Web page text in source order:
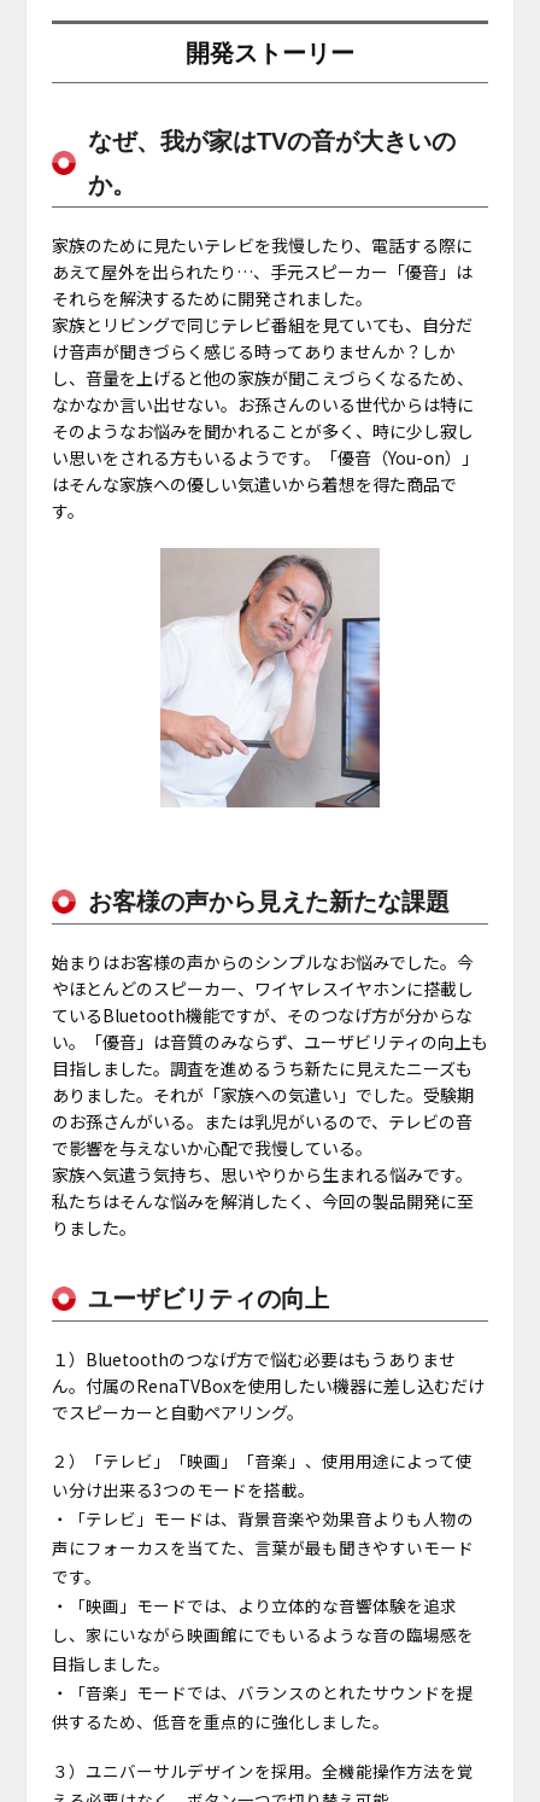
開発ストーリー
なぜ、我が家はTVの音が大きいの
か。
家族のために見たいテレビを我慢したり、電話する際に
あえて屋外を出られたり…、手元スピーカー「優音」は
それらを解決するために開発されました。
家族とリビングで同じテレビ番組を見ていても、自分だ
け音声が聞きづらく感じる時ってありませんか？しか
し、音量を上げると他の家族が聞こえづらくなるため、
なかなか言い出せない。お孫さんのいる世代からは特に
そのようなお悩みを聞かれることが多く、時に少し寂し
い思いをされる方もいるようです。「優音（You-on）」
はそんな家族への優しい気遣いから着想を得た商品で
す。
お客様の声から見えた新たな課題
始まりはお客様の声からのシンプルなお悩みでした。今
やほとんどのスピーカー、ワイヤレスイヤホンに搭載し
ているBluetooth機能ですが、そのつなげ方が分からな
い。「優音」は音質のみならず、ユーザビリティの向上も
目指しました。調査を進めるうち新たに見えたニーズも
ありました。それが「家族への気遣い」でした。受験期
のお孫さんがいる。または乳児がいるので、テレビの音
で影響を与えないか心配で我慢している。
家族へ気遣う気持ち、思いやりから生まれる悩みです。
私たちはそんな悩みを解消したく、今回の製品開発に至
りました。
ユーザビリティの向上
１）Bluetoothのつなげ方で悩む必要はもうありませ
ん。付属のRenaTVBoxを使用したい機器に差し込むだけ
でスピーカーと自動ペアリング。
２）「テレビ」「映画」「音楽」、使用用途によって使
い分け出来る3つのモードを搭載。
・「テレビ」モードは、背景音楽や効果音よりも人物の
声にフォーカスを当てた、言葉が最も聞きやすいモード
です。
・「映画」モードでは、より立体的な音響体験を追求
し、家にいながら映画館にでもいるような音の臨場感を
目指しました。
・「音楽」モードでは、バランスのとれたサウンドを提
供するため、低音を重点的に強化しました。
３）ユニバーサルデザインを採用。全機能操作方法を覚